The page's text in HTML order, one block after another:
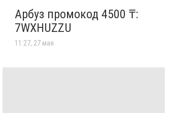
Арбуз промокод 4500 ₸:
7WXHUZZU
11:27, 27 мая